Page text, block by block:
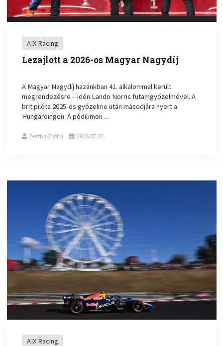
AIX Racing
Lezajlott a 2026-os Magyar Nagydíj
A Magyar Nagydíj hazánkban 41. alkalommal került
megrendezésre – idén Lando Norris futamgyőzelmével. A
brit pilóta 2025-ös győzelme után másodjára nyert a
Hungaroingen. A pódiumon ...
Bertha Zsófia 2026.07.27.
AIX Racing